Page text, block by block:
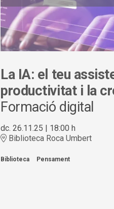
La IA: el teu
productivitat i la
Formació digital
dc. 26.11.25
18:00 h
Biblioteca Roca Umbert
Biblioteca Pensament